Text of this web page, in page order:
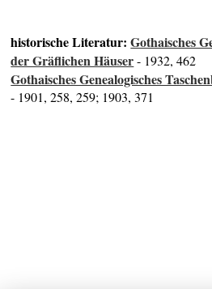
historische Literatur:Gothaisches
der Gräflichen Häuser- 1932, 462
Gothaisches Genealogisches
- 1901, 258, 259; 1903, 371